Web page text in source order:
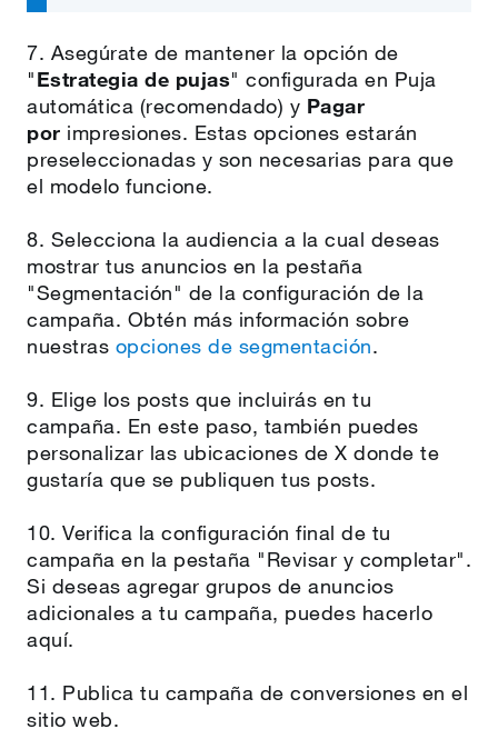
7. Asegúrate de mantener la opción de
"Estrategia de pujas" configurada en Puja
automática (recomendado) y Pagar
por impresiones. Estas opciones estarán
preseleccionadas y son necesarias para que
el modelo funcione.
8. Selecciona la audiencia a la cual deseas
mostrar tus anuncios en la pestaña
"Segmentación" de la configuración de la
campaña. Obtén más información sobre
nuestras opciones de segmentación.
9. Elige los posts que incluirás en tu
campaña. En este paso, también puedes
personalizar las ubicaciones de X donde te
gustaría que se publiquen tus posts.
10. Verifica la configuración final de tu
campaña en la pestaña "Revisar y completar".
Si deseas agregar grupos de anuncios
adicionales a tu campaña, puedes hacerlo
aquí.
11. Publica tu campaña de conversiones en el
sitio web.